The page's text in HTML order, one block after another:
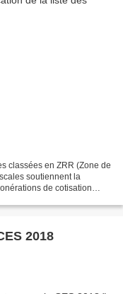
classées en ZRR (Zone de
soutiennent la
de cotisation
2018